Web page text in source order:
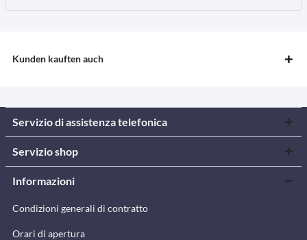
Kunden kauften auch
Servizio di assistenza telefonica
Servizio shop
Informazioni
Condizioni generali di contratto
Orari di apertura